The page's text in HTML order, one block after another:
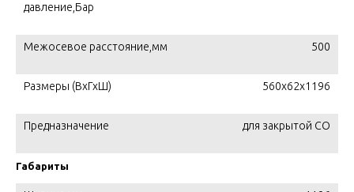
давление,Бар
Межосевое расстояние,мм 500
Размеры (ВхГхШ) 560х62х1196
Предназначение для закрытой СО
Габариты